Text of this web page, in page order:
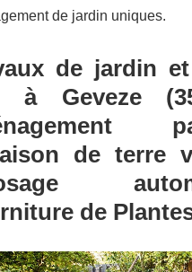
de jardin uniques.
de jardin
à Geveze
de terre
de